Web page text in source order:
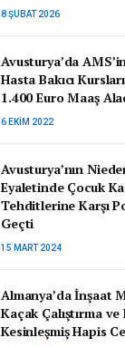
8 ŞUBAT 2026
Avusturya’da
Hasta Bakıcı
1.400 Euro Maaş
6 EKIM 2022
Avusturya’nın
Eyaletinde Çocuk
Tehditlerine Karşı
Geçti
15 MART 2024
Almanya’da İnşaat
Kaçak Çalıştırma ve
Kesinleşmiş Hapis